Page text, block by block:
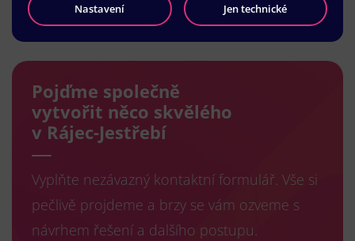
Načíst další
Pojďme společně
vytvořit něco skvělého
v Rájec-Jestřebí
Vyplňte nezávazný kontaktní formulář. Vše si
pečlivě projdeme a brzy se vám ozveme s
návrhem řešení a dalšího postupu.
Nastavení Jen technické